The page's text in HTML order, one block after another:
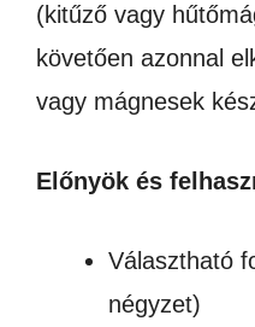
(kitűző vagy
követően azonnal
vagy mágnesek
Előnyök és
Választható
négyzet)